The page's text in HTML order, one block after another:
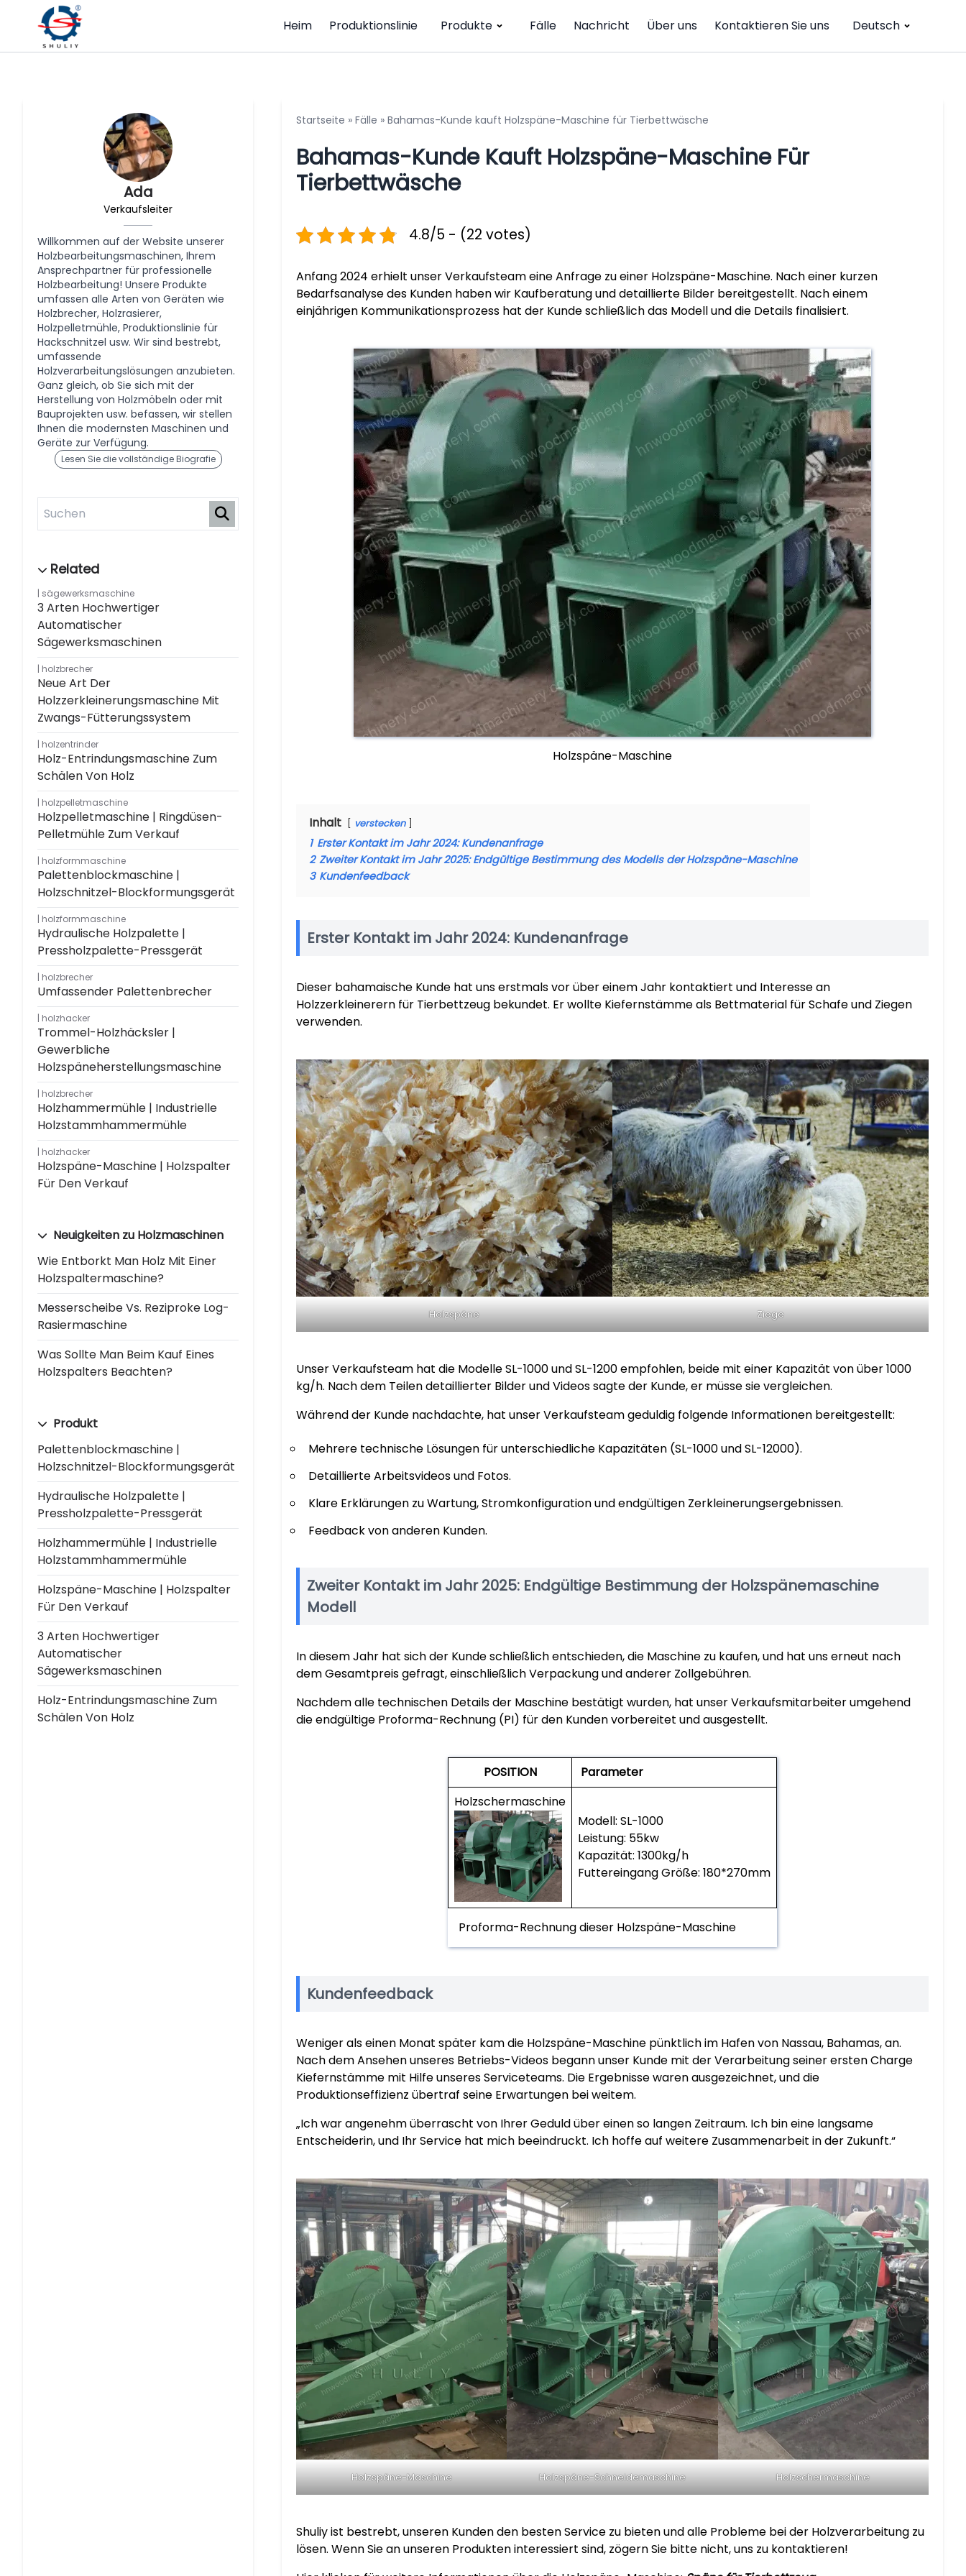
Heim Produktionslinie Produkte Fälle Nachricht Über uns Kontaktieren Sie uns Deutsch
Ada
Verkaufsleiter
Willkommen auf der Website unserer
Holzbearbeitungsmaschinen, Ihrem
Ansprechpartner für professionelle
Holzbearbeitung! Unsere Produkte
umfassen alle Arten von Geräten wie
Holzbrecher, Holzrasierer,
Holzpelletmühle, Produktionslinie für
Hackschnitzel usw. Wir sind bestrebt,
umfassende
Holzverarbeitungslösungen anzubieten.
Ganz gleich, ob Sie sich mit der
Herstellung von Holzmöbeln oder mit
Bauprojekten usw. befassen, wir stellen
Ihnen die modernsten Maschinen und
Geräte zur Verfügung.
Lesen Sie die vollständige Biografie
sägewerksmaschine
3 Arten Hochwertiger
Automatischer
Sägewerksmaschinen
holzbrecher
Neue Art Der
Holzzerkleinerungsmaschine Mit
Zwangs-Fütterungssystem
holzentrinder
Holz-Entrindungsmaschine Zum
Schälen Von Holz
holzpelletmaschine
Holzpelletmaschine | Ringdüsen-
Pelletmühle Zum Verkauf
holzformmaschine
Palettenblockmaschine |
Holzschnitzel-Blockformungsgerät
holzformmaschine
Hydraulische Holzpalette |
Pressholzpalette-Pressgerät
holzbrecher
Umfassender Palettenbrecher
holzhacker
Trommel-Holzhäcksler |
Gewerbliche
Holzspäneherstellungsmaschine
holzbrecher
Holzhammermühle | Industrielle
Holzstammhammermühle
holzhacker
Holzspäne-Maschine | Holzspalter
Für Den Verkauf
Neuigkeiten zu Holzmaschinen
Wie Entborkt Man Holz Mit Einer
Holzspaltermaschine?
Messerscheibe Vs. Reziproke Log-
Rasiermaschine
Was Sollte Man Beim Kauf Eines
Holzspalters Beachten?
Produkt
Palettenblockmaschine |
Holzschnitzel-Blockformungsgerät
Hydraulische Holzpalette |
Pressholzpalette-Pressgerät
Holzhammermühle | Industrielle
Holzstammhammermühle
Holzspäne-Maschine | Holzspalter
Für Den Verkauf
3 Arten Hochwertiger
Automatischer
Sägewerksmaschinen
Holz-Entrindungsmaschine Zum
Schälen Von Holz
Startseite » Fälle » Bahamas-Kunde kauft Holzspäne-Maschine für Tierbettwäsche
Bahamas-Kunde Kauft Holzspäne-Maschine Für
Tierbettwäsche
4.8/5 - (22 votes)
Anfang 2024 erhielt unser Verkaufsteam eine Anfrage zu einer Holzspäne-Maschine. Nach einer kurzen
Bedarfsanalyse des Kunden haben wir Kaufberatung und detaillierte Bilder bereitgestellt. Nach einem
einjährigen Kommunikationsprozess hat der Kunde schließlich das Modell und die Details finalisiert.
Holzspäne-Maschine
Inhalt verstecken
1 Erster Kontakt im Jahr 2024: Kundenanfrage
2 Zweiter Kontakt im Jahr 2025: Endgültige Bestimmung des Modells der Holzspäne-Maschine
3 Kundenfeedback
Erster Kontakt im Jahr 2024: Kundenanfrage
Dieser bahamaische Kunde hat uns erstmals vor über einem Jahr kontaktiert und Interesse an
Holzzerkleinerern für Tierbettzeug bekundet. Er wollte Kiefernstämme als Bettmaterial für Schafe und Ziegen
verwenden.
Holzspäne Ziege
Unser Verkaufsteam hat die Modelle SL-1000 und SL-1200 empfohlen, beide mit einer Kapazität von über 1000
kg/h. Nach dem Teilen detaillierter Bilder und Videos sagte der Kunde, er müsse sie vergleichen.
Während der Kunde nachdachte, hat unser Verkaufsteam geduldig folgende Informationen bereitgestellt:
Mehrere technische Lösungen für unterschiedliche Kapazitäten (SL-1000 und SL-12000).
Detaillierte Arbeitsvideos und Fotos.
Klare Erklärungen zu Wartung, Stromkonfiguration und endgültigen Zerkleinerungsergebnissen.
Feedback von anderen Kunden.
Zweiter Kontakt im Jahr 2025: Endgültige Bestimmung der Holzspänemaschine
Modell
In diesem Jahr hat sich der Kunde schließlich entschieden, die Maschine zu kaufen, und hat uns erneut nach
dem Gesamtpreis gefragt, einschließlich Verpackung und anderer Zollgebühren.
Nachdem alle technischen Details der Maschine bestätigt wurden, hat unser Verkaufsmitarbeiter umgehend
die endgültige Proforma-Rechnung (PI) für den Kunden vorbereitet und ausgestellt.
POSITION
Parameter
Holzschermaschine
Modell: SL-1000
Leistung: 55kw
Kapazität: 1300kg/h
Futtereingang Größe: 180*270mm
Proforma-Rechnung dieser Holzspäne-Maschine
Kundenfeedback
Weniger als einen Monat später kam die Holzspäne-Maschine pünktlich im Hafen von Nassau, Bahamas, an.
Nach dem Ansehen unseres Betriebs-Videos begann unser Kunde mit der Verarbeitung seiner ersten Charge
Kiefernstämme mit Hilfe unseres Serviceteams. Die Ergebnisse waren ausgezeichnet, und die
Produktionseffizienz übertraf seine Erwartungen bei weitem.
„Ich war angenehm überrascht von Ihrer Geduld über einen so langen Zeitraum. Ich bin eine langsame
Entscheiderin, und Ihr Service hat mich beeindruckt. Ich hoffe auf weitere Zusammenarbeit in der Zukunft.“
Holzspäne-Maschine Holzspäne-Schneidemaschine Holzschermaschine
Shuliy ist bestrebt, unseren Kunden den besten Service zu bieten und alle Probleme bei der Holzverarbeitung zu
lösen. Wenn Sie an unseren Produkten interessiert sind, zögern Sie bitte nicht, uns zu kontaktieren!